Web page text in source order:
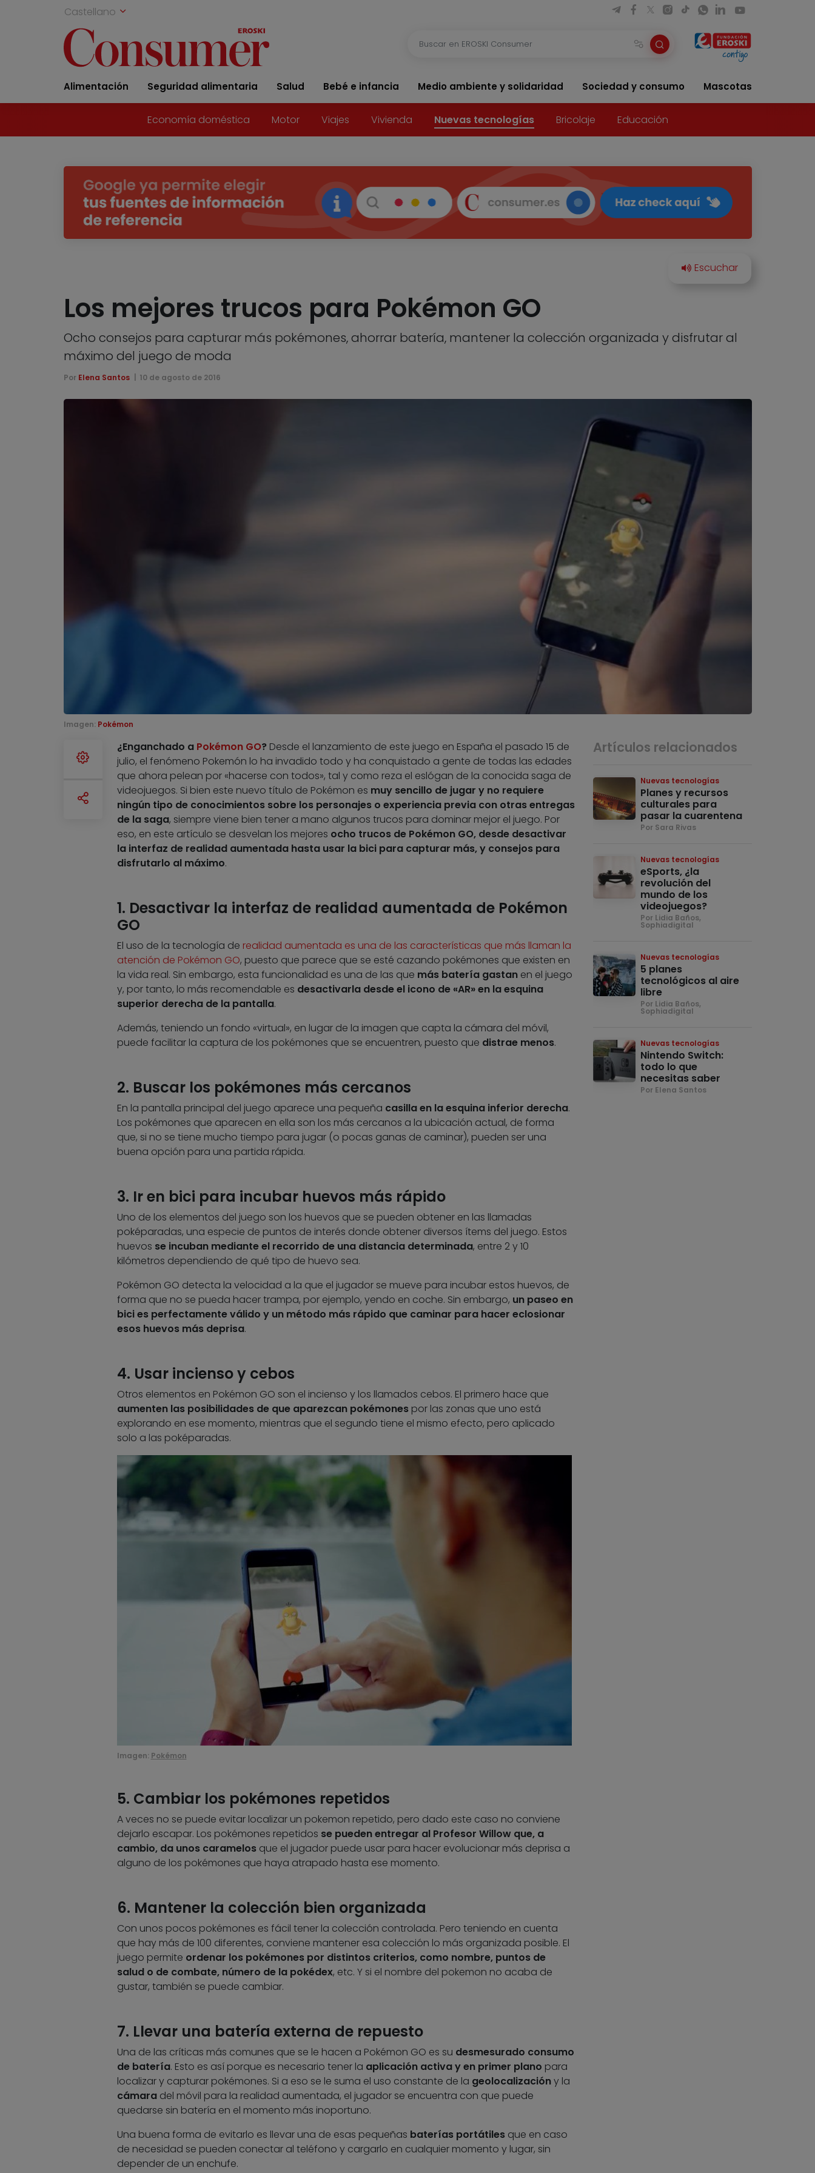
Castellano
Alimentación Seguridad alimentaria Salud Bebé e infancia Medio ambiente y solidaridad Sociedad y consumo Mascotas
Economía doméstica Motor Viajes Vivienda Nuevas tecnologías Bricolaje Educación
Los mejores trucos para Pokémon GO
Ocho consejos para capturar más pokémones, ahorrar batería, mantener la colección organizada y disfrutar al
máximo del juego de moda
Por Elena Santos 10 de agosto de 2016
Imagen: Pokémon
¿Enganchado a Pokémon GO? Desde el lanzamiento de este juego en España el pasado 15 de
julio, el fenómeno Pokemón lo ha invadido todo y ha conquistado a gente de todas las edades
que ahora pelean por «hacerse con todos», tal y como reza el eslógan de la conocida saga de
videojuegos. Si bien este nuevo título de Pokémon es muy sencillo de jugar y no requiere
ningún tipo de conocimientos sobre los personajes o experiencia previa con otras entregas
de la saga, siempre viene bien tener a mano algunos trucos para dominar mejor el juego. Por
eso, en este artículo se desvelan los mejores ocho trucos de Pokémon GO, desde desactivar
la interfaz de realidad aumentada hasta usar la bici para capturar más, y consejos para
disfrutarlo al máximo.
1. Desactivar la interfaz de realidad aumentada de Pokémon
GO
El uso de la tecnología de realidad aumentada es una de las características que más llaman la
atención de Pokémon GO, puesto que parece que se esté cazando pokémones que existen en
la vida real. Sin embargo, esta funcionalidad es una de las que más batería gastanen el juego
y, por tanto, lo más recomendable es desactivarla desde el icono de «AR» en la esquina
superior derecha de la pantalla.
Además, teniendo un fondo «virtual», en lugar de la imagen que capta la cámara del móvil,
puede facilitar la captura de los pokémones que se encuentren, puesto que distrae menos.
2. Buscar los pokémones más cercanos
En la pantalla principal del juego aparece una pequeña casilla en la esquina inferior derecha.
Los pokémones que aparecen en ella son los más cercanos a la ubicación actual, de forma
que, si no se tiene mucho tiempo para jugar (o pocas ganas de caminar), pueden ser una
buena opción para una partida rápida.
3. Ir en bici para incubar huevos más rápido
Uno de los elementos del juego son los huevos que se pueden obtener en las llamadas
poképaradas, una especie de puntos de interés donde obtener diversos ítems del juego. Estos
huevos se incuban mediante el recorrido de una distancia determinada, entre 2 y 10
kilómetros dependiendo de qué tipo de huevo sea.
Pokémon GO detecta la velocidad a la que el jugador se mueve para incubar estos huevos, de
forma que no se pueda hacer trampa, por ejemplo, yendo en coche. Sin embargo, un paseo en
bici es perfectamente válido y un método más rápido que caminar para hacer eclosionar
esos huevos más deprisa.
4. Usar incienso y cebos
Otros elementos en Pokémon GO son el incienso y los llamados cebos. El primero hace que
aumenten las posibilidades de que aparezcan pokémonespor las zonas que uno está
explorando en ese momento, mientras que el segundo tiene el mismo efecto, pero aplicado
solo a las poképaradas.
Imagen: Pokémon
5. Cambiar los pokémones repetidos
A veces no se puede evitar localizar un pokemon repetido, pero dado este caso no conviene
dejarlo escapar. Los pokémones repetidos se pueden entregar al Profesor Willow que, a
cambio, da unos caramelosque el jugador puede usar para hacer evolucionar más deprisa a
alguno de los pokémones que haya atrapado hasta ese momento.
6. Mantener la colección bien organizada
Con unos pocos pokémones es fácil tener la colección controlada. Pero teniendo en cuenta
que hay más de 100 diferentes, conviene mantener esa colección lo más organizada posible. El
juego permite ordenar los pokémones por distintos criterios, como nombre, puntos de
salud o de combate, número de la pokédex, etc. Y si el nombre del pokemon no acaba de
gustar, también se puede cambiar.
7. Llevar una batería externa de repuesto
Una de las críticas más comunes que se le hacen a Pokémon GO es su desmesurado consumo
de batería. Esto es así porque es necesario tener la aplicación activa y en primer plano para
localizar y capturar pokémones. Si a eso se le suma el uso constante de la geolocalizacióny la
cámaradel móvil para la realidad aumentada, el jugador se encuentra con que puede
quedarse sin batería en el momento más inoportuno.
Una buena forma de evitarlo es llevar una de esas pequeñas baterías portátilesque en caso
de necesidad se pueden conectar al teléfono y cargarlo en cualquier momento y lugar, sin
depender de un enchufe.
Artículos relacionados
Nuevas tecnologías
Planes y recursos
culturales para
pasar la cuarentena
Por Sara Rivas
Nuevas tecnologías
eSports, ¿la
revolución del
mundo de los
videojuegos?
Por Lidia Baños,
Sophiadigital
Nuevas tecnologías
5 planes
tecnológicos al aire
libre
Por Lidia Baños,
Sophiadigital
Nuevas tecnologías
Nintendo Switch:
todo lo que
necesitas saber
Por Elena Santos